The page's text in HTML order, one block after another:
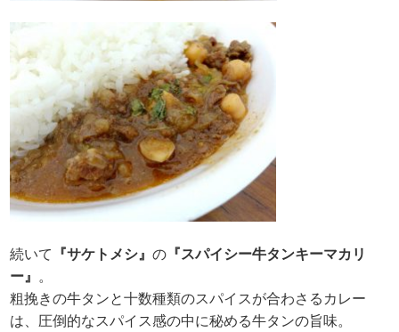
続いて 『サケトメシ』の 『スパイシー牛タンキーマカリ
ー』 。
粗挽きの牛タンと十数種類のスパイスが合わさるカレー
は、圧倒的なスパイス感の中に秘める牛タンの旨味。